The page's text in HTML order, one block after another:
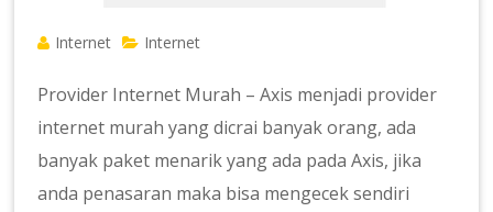
Internet Internet
Provider Internet Murah – Axis menjadi provider
internet murah yang dicrai banyak orang, ada
banyak paket menarik yang ada pada Axis, jika
anda penasaran maka bisa mengecek sendiri